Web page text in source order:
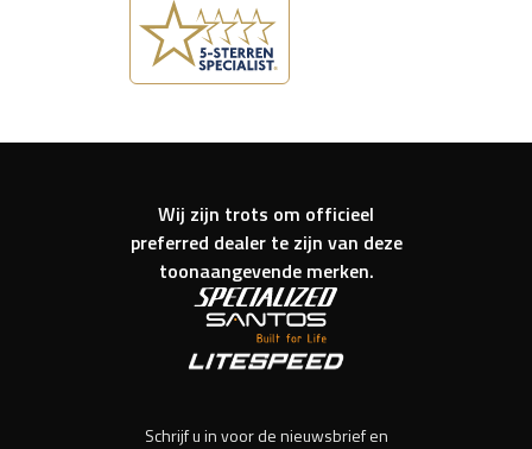
Wij zijn trots om officieel
preferred dealer te zijn van deze
toonaangevende merken.
Schrijf u in voor de nieuwsbrief en